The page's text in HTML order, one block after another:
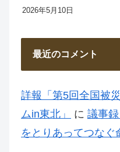
2026年5月10日
最近のコメント
詳報「第5回全国被
ムin東北」
に 議事
をとりあってつなぐ